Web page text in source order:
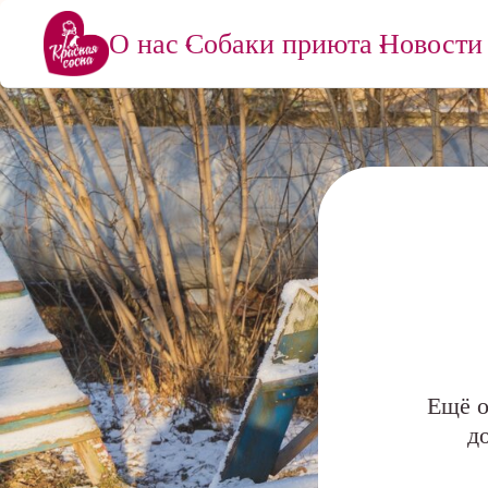
О нас Собаки приюта Новости
Ещё